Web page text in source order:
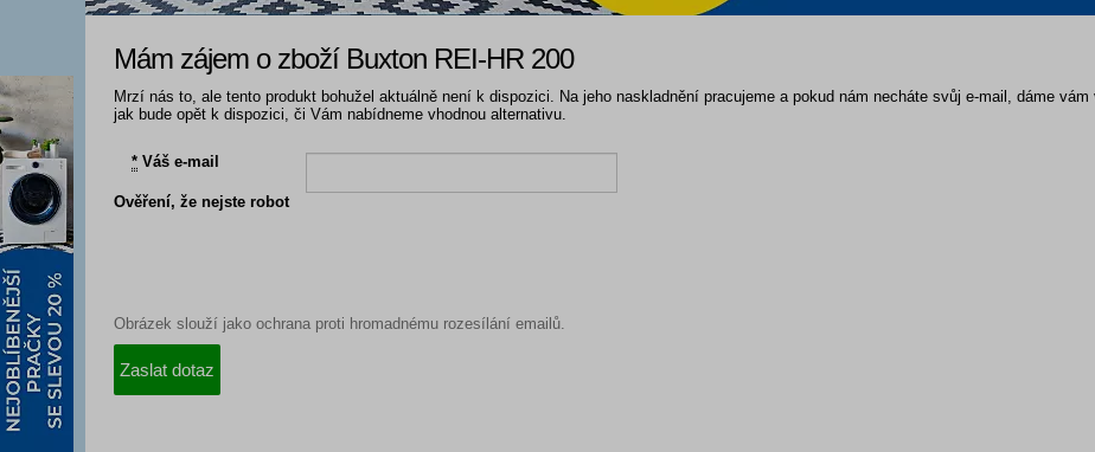
Mám zájem o zboží Buxton REI-HR 200
Mrzí nás to, ale tento produkt bohužel aktuálně není k dispozici. Na jeho naskladnění pracujeme a pokud nám necháte svůj e-mail, dáme vám
jak bude opět k dispozici, či Vám nabídneme vhodnou alternativu.
* Váš e-mail
Ověření, že nejste robot
Obrázek slouží jako ochrana proti hromadnému rozesílání emailů.